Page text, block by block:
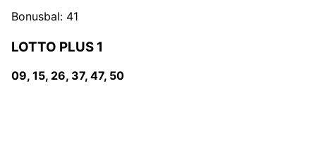
Bonusbal: 41
LOTTO PLUS 1
09, 15, 26, 37, 47, 50